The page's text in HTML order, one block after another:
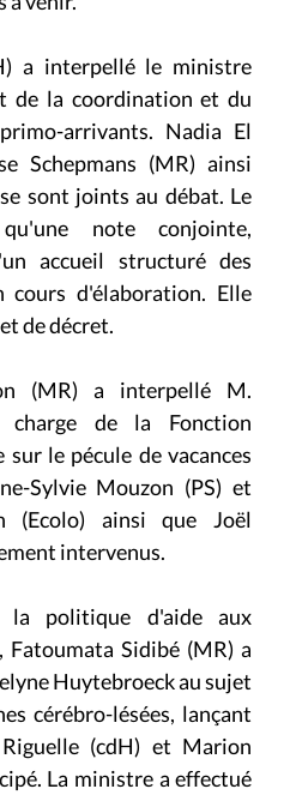
de la coordination et du
arrivants. Nadia El
Schepmans (MR) ainsi
sont joints au débat. Le
note conjointe,
accueil structuré des
cours d'élaboration. Elle
de décret.
charge de la Fonction
le pécule de vacances
Sylvie Mouzon (PS) et
(Ecolo) ainsi que Joël
intervenus.
Fatoumata Sidibé (MR) a
Huytebroeck au sujet
cérébro-lésées, lançant
(cdH) et Marion
La ministre a effectué
études réalisées